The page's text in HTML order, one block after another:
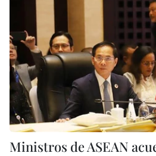
Ministros de ASEAN